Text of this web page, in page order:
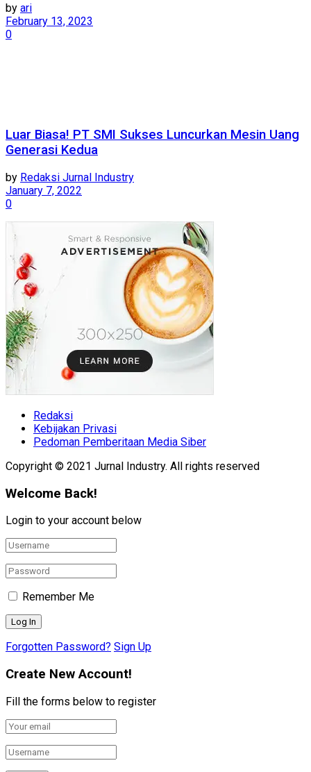
by ari
February 13, 2023
0
Luar Biasa! PT SMI Sukses Luncurkan Mesin Uang
Generasi Kedua
by Redaksi Jurnal Industry
January 7, 2022
0
Redaksi
Kebijakan Privasi
Pedoman Pemberitaan Media Siber
Copyright © 2021 Jurnal Industry. All rights reserved
Welcome Back!
Login to your account below
Remember Me
Forgotten Password? Sign Up
Create New Account!
Fill the forms below to register